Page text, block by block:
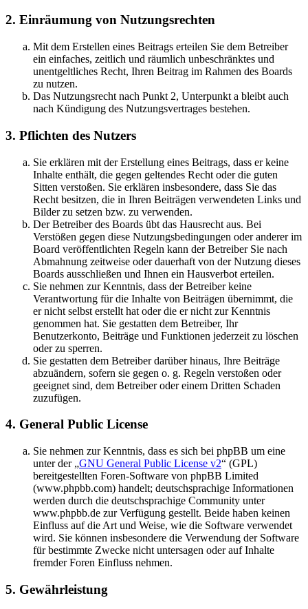
2. Einräumung von Nutzungsrechten
Mit dem Erstellen eines Beitrags erteilen Sie dem Betreiber
ein einfaches, zeitlich und räumlich unbeschränktes und
unentgeltliches Recht, Ihren Beitrag im Rahmen des Boards
zu nutzen.
Das Nutzungsrecht nach Punkt 2, Unterpunkt a bleibt auch
nach Kündigung des Nutzungsvertrages bestehen.
3. Pflichten des Nutzers
Sie erklären mit der Erstellung eines Beitrags, dass er keine
Inhalte enthält, die gegen geltendes Recht oder die guten
Sitten verstoßen. Sie erklären insbesondere, dass Sie das
Recht besitzen, die in Ihren Beiträgen verwendeten Links und
Bilder zu setzen bzw. zu verwenden.
Der Betreiber des Boards übt das Hausrecht aus. Bei
Verstößen gegen diese Nutzungsbedingungen oder anderer im
Board veröffentlichten Regeln kann der Betreiber Sie nach
Abmahnung zeitweise oder dauerhaft von der Nutzung dieses
Boards ausschließen und Ihnen ein Hausverbot erteilen.
Sie nehmen zur Kenntnis, dass der Betreiber keine
Verantwortung für die Inhalte von Beiträgen übernimmt, die
er nicht selbst erstellt hat oder die er nicht zur Kenntnis
genommen hat. Sie gestatten dem Betreiber, Ihr
Benutzerkonto, Beiträge und Funktionen jederzeit zu löschen
oder zu sperren.
Sie gestatten dem Betreiber darüber hinaus, Ihre Beiträge
abzuändern, sofern sie gegen o. g. Regeln verstoßen oder
geeignet sind, dem Betreiber oder einem Dritten Schaden
zuzufügen.
4. General Public License
Sie nehmen zur Kenntnis, dass es sich bei phpBB um eine
unter der „GNU General Public License v2“ (GPL)
bereitgestellten Foren-Software von phpBB Limited
(www.phpbb.com) handelt; deutschsprachige Informationen
werden durch die deutschsprachige Community unter
www.phpbb.de zur Verfügung gestellt. Beide haben keinen
Einfluss auf die Art und Weise, wie die Software verwendet
wird. Sie können insbesondere die Verwendung der Software
für bestimmte Zwecke nicht untersagen oder auf Inhalte
fremder Foren Einfluss nehmen.
5. Gewährleistung